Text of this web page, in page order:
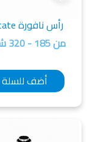
رأس نافورة Rotate
من 185 - 320 شيكل
أضف للسلة